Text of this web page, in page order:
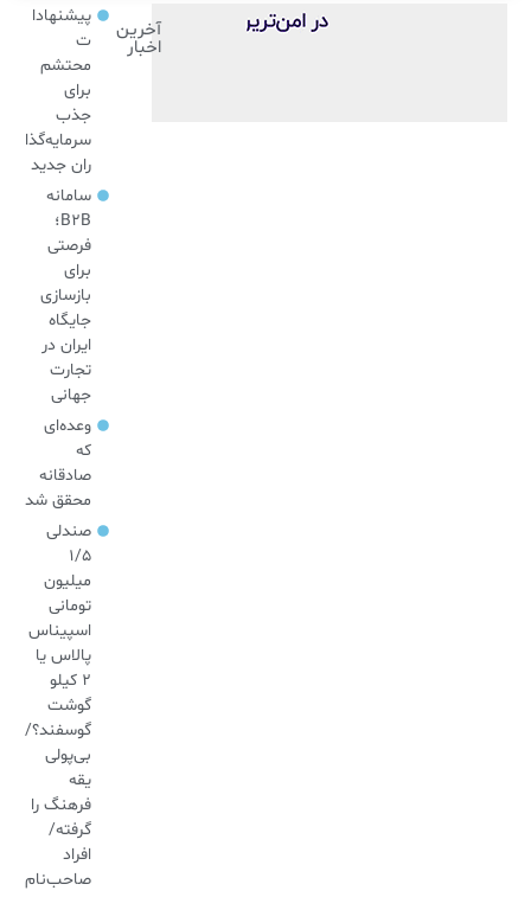
آخرین
اخبار
پیشنهادا
ت
محتشم
برای
جذب
سرمایه‌گذا
ران جدید
سامانه
B2B؛
فرصتی
برای
بازسازی
جایگاه
ایران در
تجارت
جهانی
وعده‌ای
که
صادقانه
محقق شد
صندلی
۱/۵
میلیون
تومانی
اسپیناس
پالاس یا
۲ کیلو
گوشت
گوسفند؟/
بی‌پولی
یقه
فرهنگ را
گرفته/
افراد
صاحب‌نام